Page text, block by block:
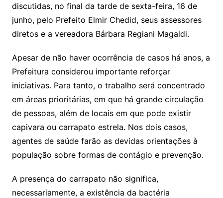
discutidas, no final da tarde de sexta-feira, 16 de
junho, pelo Prefeito Elmir Chedid, seus assessores
diretos e a vereadora Bárbara Regiani Magaldi.
Apesar de não haver ocorrência de casos há anos, a
Prefeitura considerou importante reforçar
iniciativas. Para tanto, o trabalho será concentrado
em áreas prioritárias, em que há grande circulação
de pessoas, além de locais em que pode existir
capivara ou carrapato estrela. Nos dois casos,
agentes de saúde farão as devidas orientações à
população sobre formas de contágio e prevenção.
A presença do carrapato não significa,
necessariamente, a existência da bactéria